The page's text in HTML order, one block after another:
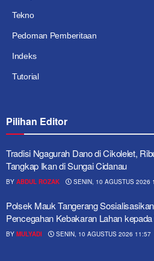
Tekno
Pedoman Pemberitaan
Indeks
Tutorial
Pilihan Editor
Tradisi Ngagurah Dano di Cikolelet,
Tangkap Ikan di Sungai Cidanau
BY ABDUL ROZAK SENIN, 10 AGUSTUS 2026
Polsek Mauk Tangerang Sosialisasikan
Pencegahan Kebakaran Lahan
BY MULYADI SENIN, 10 AGUSTUS 2026 11:57